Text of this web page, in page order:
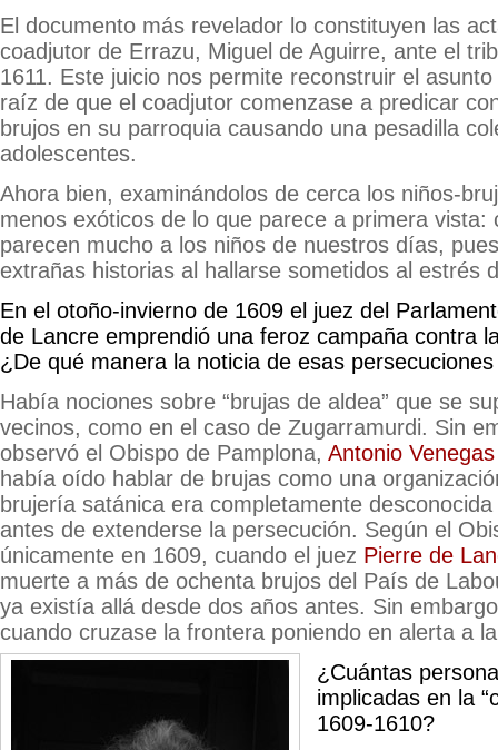
El documento más revelador lo constituyen las
coadjutor de Errazu, Miguel de Aguirre, ante el
1611. Este juicio nos permite reconstruir el
raíz de que el coadjutor comenzase a predicar
brujos en su parroquia causando una pesadilla
adolescentes.
Ahora bien, examinándolos de cerca los niños-
menos exóticos de lo que parece a primera vista:
parecen mucho a los niños de nuestros días,
extrañas historias al hallarse sometidos al estrés
En el otoño-invierno de 1609 el juez del
de Lancre emprendió una feroz campaña contra
¿De qué manera la noticia de esas
Había nociones sobre “brujas de aldea” que se
vecinos, como en el caso de Zugarramurdi. Sin
observó el Obispo de Pamplona, Antonio
había oído hablar de brujas como una
brujería satánica era completamente
antes de extenderse la persecución. Según el
únicamente en 1609, cuando el juez Pierre de
muerte a más de ochenta brujos del País de
ya existía allá desde dos años antes. Sin
cuando cruzase la frontera poniendo en alerta a
¿Cuántas
implicadas en la
1609-1610?